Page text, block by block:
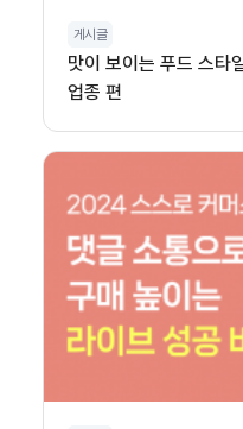
게시글
맛이 보이는 푸드 스타
업종 편